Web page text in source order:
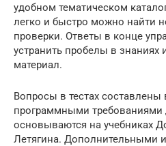
удобном тематическом
легко и быстро можно найти
проверки. Ответы в конце
устранить пробелы в знаниях
материал.
Вопросы в тестах составлены
программными требованиями
основываются на учебниках
Летягина. Дополнительными